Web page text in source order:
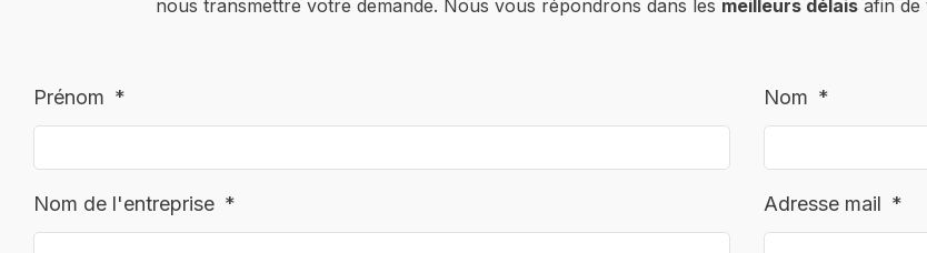
nous transmettre votre demande. Nous vous répondrons dans les meilleurs délaisafin de
Prénom Nom
Nom de l'entreprise Adresse mail